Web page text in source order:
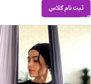
ثبت نام کلاس